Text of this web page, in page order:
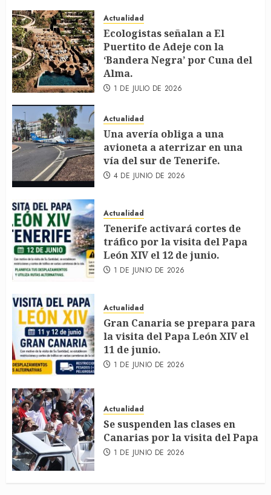
Actualidad
Ecologistas señalan a El
Puertito de Adeje con la
‘Bandera Negra’ por Cuna del
Alma.
1 DE JULIO DE 2026
Actualidad
Una avería obliga a una
avioneta a aterrizar en una
vía del sur de Tenerife.
4 DE JUNIO DE 2026
Actualidad
Tenerife activará cortes de
tráfico por la visita del Papa
León XIV el 12 de junio.
1 DE JUNIO DE 2026
Actualidad
Gran Canaria se prepara para
la visita del Papa León XIV el
11 de junio.
1 DE JUNIO DE 2026
Actualidad
Se suspenden las clases en
Canarias por la visita del Papa
1 DE JUNIO DE 2026